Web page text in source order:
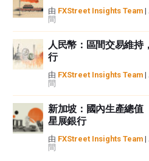
由 FXStreet Insights Team |
間
人民幣：區間交易維持
行
由 FXStreet Insights Team |
間
新加坡：國內生產總值
星展銀行
由 FXStreet Insights Team |
間